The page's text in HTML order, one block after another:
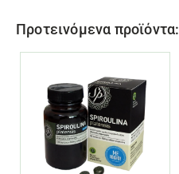
Προτεινόμενα προϊόντα: